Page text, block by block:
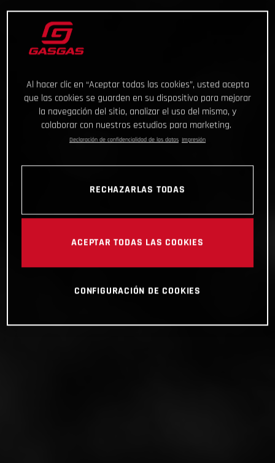
Al hacer clic en “Aceptar todas las cookies”, usted acepta
que las cookies se guarden en su dispositivo para mejorar
la navegación del sitio, analizar el uso del mismo, y
colaborar con nuestros estudios para marketing.
Declaración de confidencialidad de los datos Impresión
RECHAZARLAS TODAS
ACEPTAR TODAS LAS COOKIES
CONFIGURACIÓN DE COOKIES